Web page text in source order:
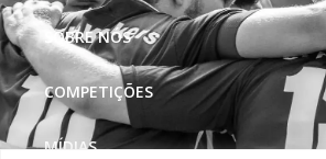
SOBRE NÓS
COMPETIÇÕES
MÍDIAS